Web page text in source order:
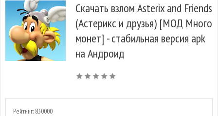
Скачать взлом Asterix and Friends
(Астерикс и друзья) [МОД Много
монет] - стабильная версия apk
на Андроид
Рейтинг: 830000